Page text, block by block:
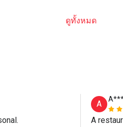
ดูทั้งหมด
A
A